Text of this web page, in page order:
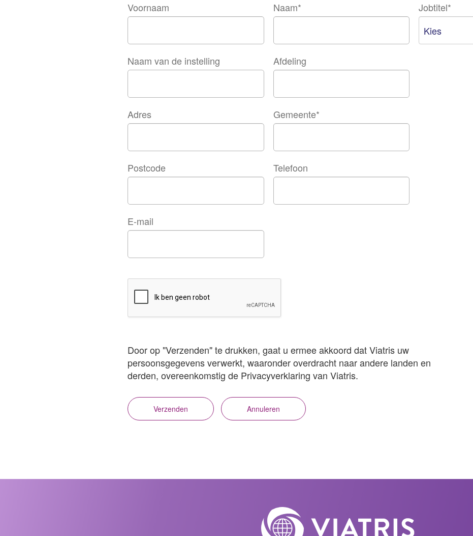
Voornaam Naam* Jobtitel*
Naam van de instelling Afdeling
Adres Gemeente*
Postcode Telefoon
E-mail
Door op "Verzenden" te drukken, gaat u ermee akkoord dat Viatris uw
persoonsgegevens verwerkt, waaronder overdracht naar andere landen en
derden, overeenkomstig de Privacyverklaring van Viatris.
Verzenden Annuleren